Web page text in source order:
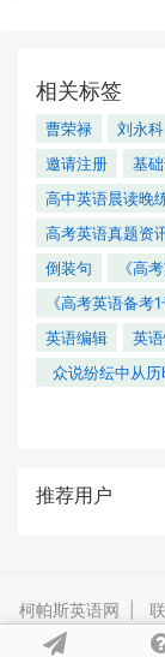
相关标签
曹荣禄 刘永科
邀请注册
基
高中英语晨读晚
高考英语真题资
倒装句
《高
《高考英语备考1
英语编辑
英
众说纷纭中从
推荐用户
柯帕斯英语网
Powered By